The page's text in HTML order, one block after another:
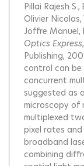
Pillai Rajesh S.
Olivier Nicolas
Joffre Manuel
Optics Express
Publishing,
control can be
concurrent
suggested as
microscopy of
multiplexed
pixel rates
broadband
combining